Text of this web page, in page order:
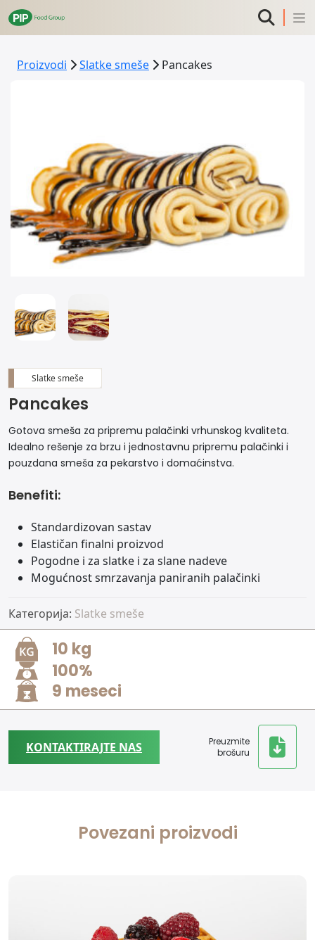
Proizvodi Slatke smeše Pancakes
Slatke smeše
Pancakes
Gotova smeša za pripremu palačinki vrhunskog kvaliteta.
Idealno rešenje za brzu i jednostavnu pripremu palačinki i
pouzdana smeša za pekarstvo i domaćinstva.
Benefiti:
Standardizovan sastav
Elastičan finalni proizvod
Pogodne i za slatke i za slane nadeve
Mogućnost smrzavanja paniranih palačinki
Категорија: Slatke smeše
10 kg
100%
9 meseci
KONTAKTIRAJTE NAS
Preuzmite
brošuru
Povezani proizvodi